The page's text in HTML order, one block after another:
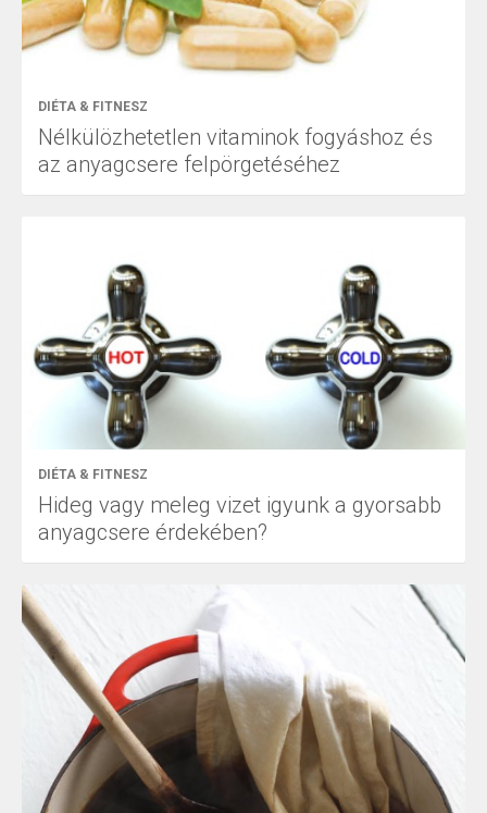
DIÉTA & FITNESZ
Nélkülözhetetlen vitaminok fogyáshoz és
az anyagcsere felpörgetéséhez
DIÉTA & FITNESZ
Hideg vagy meleg vizet igyunk a gyorsabb
anyagcsere érdekében?